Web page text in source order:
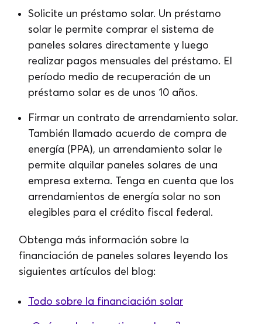
Solicite un préstamo solar. Un préstamo
solar le permite comprar el sistema de
paneles solares directamente y luego
realizar pagos mensuales del préstamo. El
período medio de recuperación de un
préstamo solar es de unos 10 años.
Firmar un contrato de arrendamiento solar.
También llamado acuerdo de compra de
energía (PPA), un arrendamiento solar le
permite alquilar paneles solares de una
empresa externa. Tenga en cuenta que los
arrendamientos de energía solar no son
elegibles para el crédito fiscal federal.
Obtenga más información sobre la
financiación de paneles solares leyendo los
siguientes artículos del blog:
Todo sobre la financiación solar